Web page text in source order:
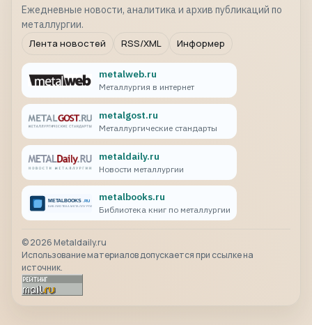
Ежедневные новости, аналитика и архив публикаций по
металлургии.
Лента новостей
RSS/XML Информер
metalweb.ru
Металлургия в интернет
metalgost.ru
Металлургические стандарты
metaldaily.ru
Новости металлургии
metalbooks.ru
Библиотека книг по металлургии
©2026 Metaldaily.ru
Использование материалов допускается при ссылке на
источник.